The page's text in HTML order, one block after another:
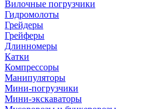
Вилочные погрузчики
Гидромолоты
Грейдеры
Грейферы
Длинномеры
Катки
Компрессоры
Манипуляторы
Мини-погрузчики
Мини-экскаваторы